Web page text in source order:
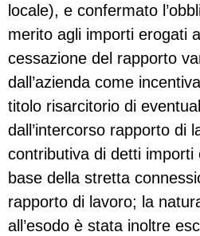
locale), e confermato
merito agli importi erogati
cessazione del rapporto
dall’azienda come
titolo risarcitorio di
dall’intercorso rapporto di
contributiva di detti
base della stretta
rapporto di lavoro; la
all’esodo è stata inoltre